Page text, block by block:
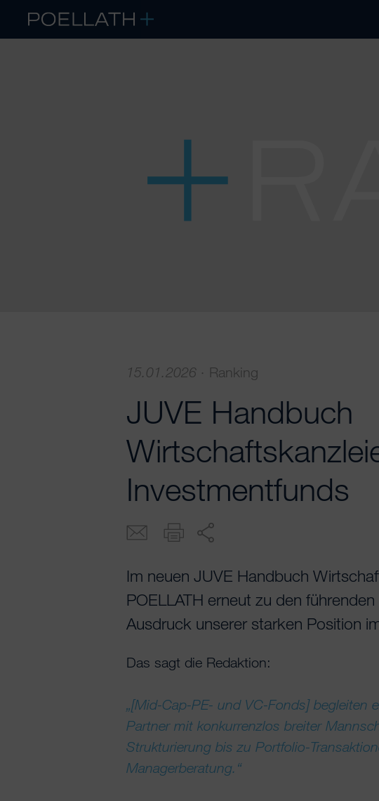
15.01.2026 · Ranking
JUVE Handbuch
Investmentfunds
Im neuen JUVE Handbuch
POELLATH erneut zu den
Ausdruck unserer starken Position
Das sagt die Redaktion:
„[Mid-Cap-PE- und VC-Fonds] begleiten
Partner mit konkurrenzlos breiter
Strukturierung bis zu Portfolio-
Managerberatung.“